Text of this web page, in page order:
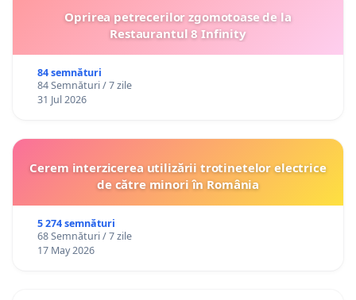
Oprirea petrecerilor zgomotoase de la
Restaurantul 8 Infinity
84 semnături
84 Semnături / 7 zile
31 Jul 2026
Cerem interzicerea utilizării trotinetelor electrice
de către minori în România
5 274 semnături
68 Semnături / 7 zile
17 May 2026